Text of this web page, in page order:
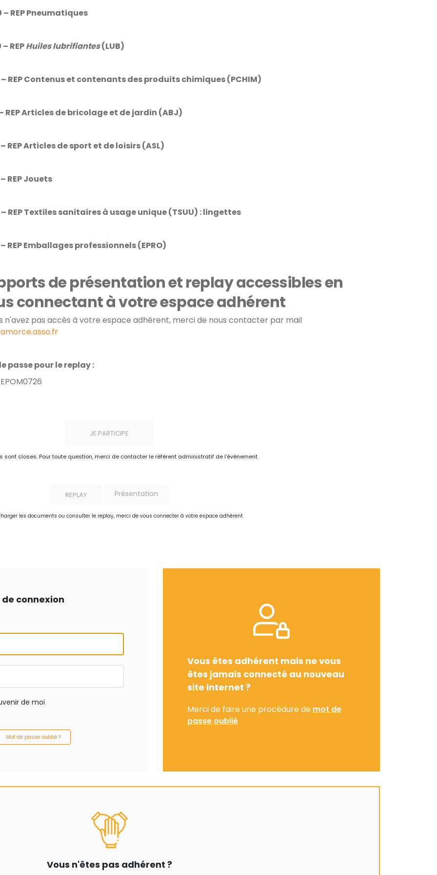
– REP Pneumatiques
REPHuiles lubrifiantes(LUB)
– REP Contenus et contenants des produits chimiques (PCHIM)
– REP Articles de bricolage et de jardin (ABJ)
– REP Articles de sport et de loisirs (ASL)
– REP Jouets
– REP Textiles sanitaires à usage unique (TSUU) : lingettes
– REP Emballages professionnels (EPRO)
de présentation et replay accessibles en
connectant à votre espace adhérent
n'avez pas accès à votre espace adhérent, merci de nous contacter par mail
passe pour le replay :
JE PARTICIPE
sont closes. Pour toute question, merci de contacter le référent administratif de l'événement.
REPLAY Présentation
les documents ou consulter le replay, merci de vous connecter à votre espace adhérent
connexion
de moi
Mot de passe oublié ?
Vous êtes adhérent mais ne vous
êtes jamais connecté au nouveau
site internet ?
Merci de faire une procédure de mot de
passe oublié
Vous n'êtes pas adhérent ?